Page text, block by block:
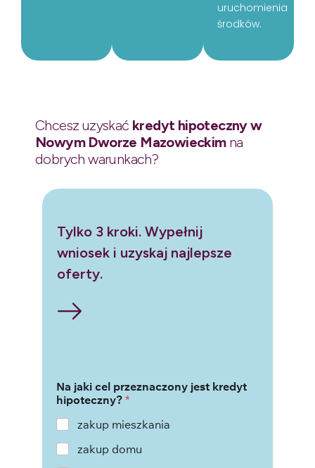
uruchomienia
środków.
Chcesz uzyskać kredyt hipoteczny w
Nowym Dworze Mazowieckimna
dobrych warunkach?
Tylko 3 kroki. Wypełnij
wniosek i uzyskaj najlepsze
oferty.
Na jaki cel przeznaczony jest kredyt
hipoteczny? *
zakup mieszkania
zakup domu